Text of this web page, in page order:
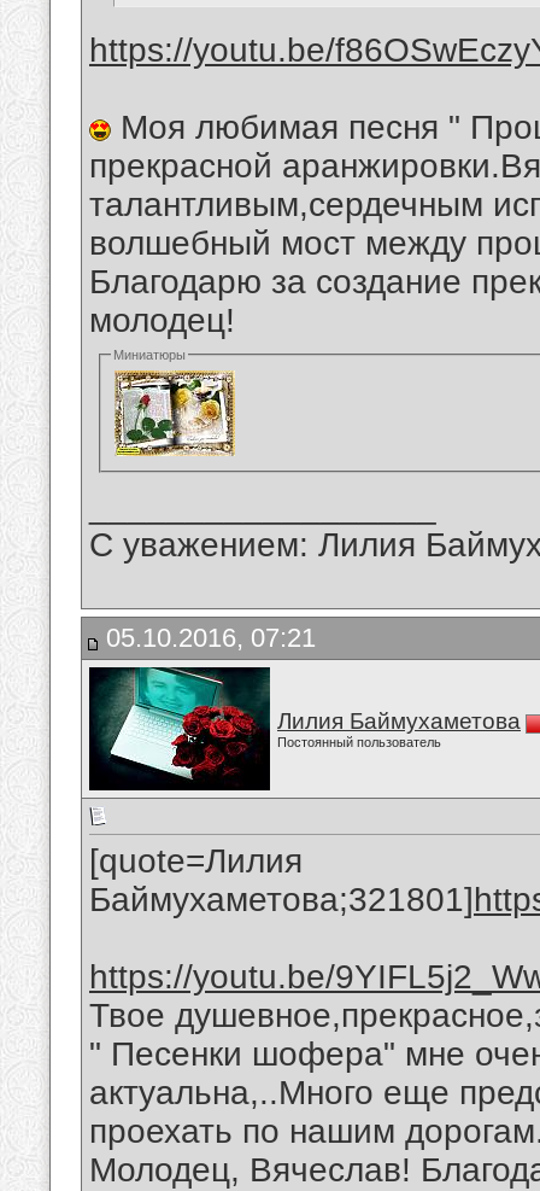
https://youtu.be/
Моя любимая песня "
прекрасной
талантливым,сердечным
волшебный мост между
Благодарю за создание
молодец!
Миниатюры
С уважением: Лилия
05.10.2016, 07:21
Лилия Баймухаметова
Постоянный пользователь
[quote=Лилия
Баймухаметова;321801]
https://youtu.be/
Твое
" Песенки шофера" мне
актуальна,..Много еще
проехать по нашим
Молодец, Вячеслав!